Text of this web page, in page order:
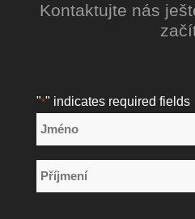
Kontaktujte nás
"*" indicates required fields
Název
*
Jméno